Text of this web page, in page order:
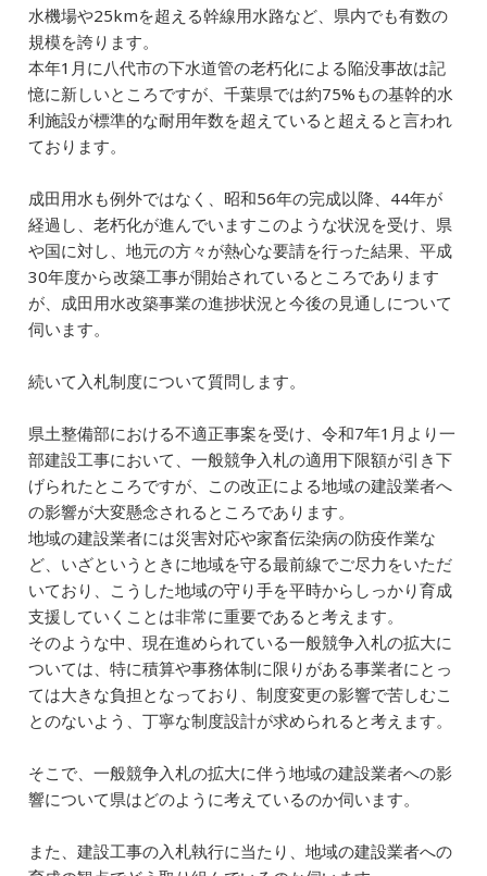
水機場や25kmを超える幹線用水路など、県内でも有数の
規模を誇ります。
本年1月に八代市の下水道管の老朽化による陥没事故は記
憶に新しいところですが、千葉県では約75%もの基幹的水
利施設が標準的な耐用年数を超えていると超えると言われ
ております。
成田用水も例外ではなく、昭和56年の完成以降、44年が
経過し、老朽化が進んでいますこのような状況を受け、県
や国に対し、地元の方々が熱心な要請を行った結果、平成
30年度から改築工事が開始されているところであります
が、成田用水改築事業の進捗状況と今後の見通しについて
伺います。
続いて入札制度について質問します。
県土整備部における不適正事案を受け、令和7年1月より一
部建設工事において、一般競争入札の適用下限額が引き下
げられたところですが、この改正による地域の建設業者へ
の影響が大変懸念されるところであります。
地域の建設業者には災害対応や家畜伝染病の防疫作業な
ど、いざというときに地域を守る最前線でご尽力をいただ
いており、こうした地域の守り手を平時からしっかり育成
支援していくことは非常に重要であると考えます。
そのような中、現在進められている一般競争入札の拡大に
ついては、特に積算や事務体制に限りがある事業者にとっ
ては大きな負担となっており、制度変更の影響で苦しむこ
とのないよう、丁寧な制度設計が求められると考えます。
そこで、一般競争入札の拡大に伴う地域の建設業者への影
響について県はどのように考えているのか伺います。
また、建設工事の入札執行に当たり、地域の建設業者への